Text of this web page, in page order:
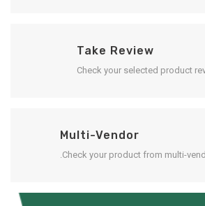
Take Review
Check your selected product
Multi-Vendor
Check your product from multi-